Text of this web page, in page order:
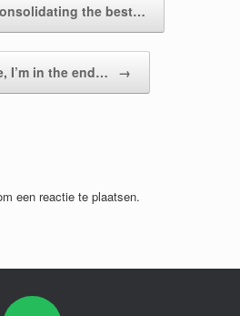
the best…
I’m in the end… →
een reactie te plaatsen.